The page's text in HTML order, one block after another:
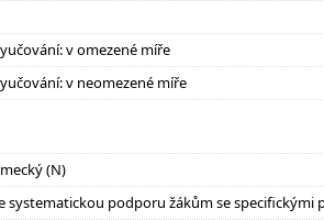
v omezené míře
v neomezené míře
(N)
systematickou podporu žákům se specifickými